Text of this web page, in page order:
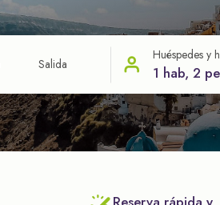
Salida
Huéspedes y
1 hab, 2